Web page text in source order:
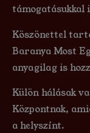
támogatásukkal
Köszönettel
Baranya Most
anyagilag is
Külön hálásak
Központnak,
a helyszínt.